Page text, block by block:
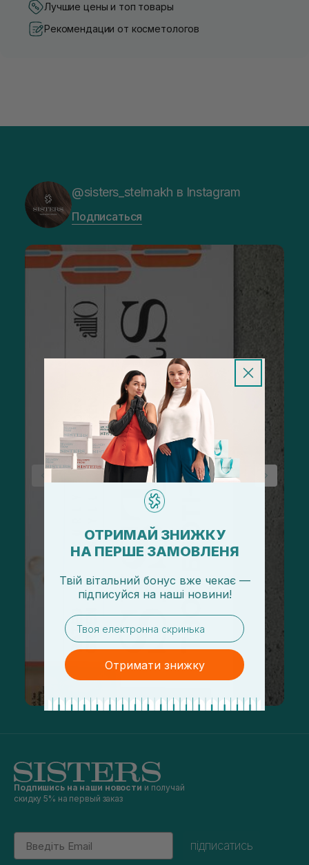
Лучшие цены и топ товары
Рекомендации от косметологов
@sisters_stelmakh в Instagram
Подписаться
Подпишись на наши новости и получай
скидку 5% на первый заказ
Email
підписатись
ОТРИМАЙ ЗНИЖКУ
НА ПЕРШЕ ЗАМОВЛЕНЯ
Твій вітальний бонус вже чекає —
підписуйся на наші новини!
email
Отримати знижку